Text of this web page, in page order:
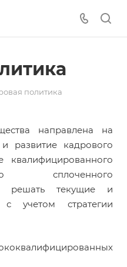
политика
направлена на
развитие кадрового
квалифицированного
сплоченного
решать текущие и
с учетом стратегии